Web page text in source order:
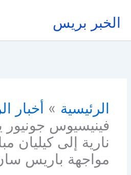
المحتوى
الخبر بريس
الرئيسية
أخبار
فينيسيوس جونيور
نارية إلى كيليان
مواجهة باريس